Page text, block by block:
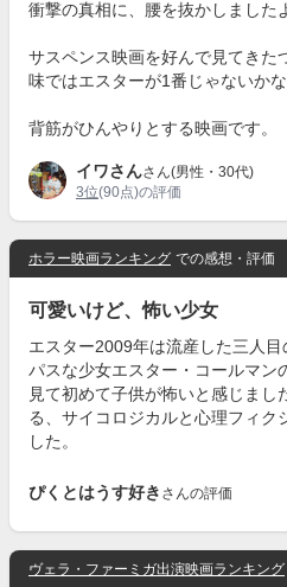
衝撃の真相に、腰を抜かしました
サスペンス映画を好んで見てきた
味ではエスターが1番じゃないかな
背筋がひんやりとする映画です。
イワさんさん(男性・30代)
3位(90点)の評価
ホラー映画ランキング での感想・評価
可愛いけど、怖い少女
エスター2009年は流産した三人
パスな少女エスター・コールマン
見て初めて子供が怖いと感じまし
る、サイコロジカルと心理フィク
した。
ぴくとはうす好き さんの評価
ヴェラ・ファーミガ出演映画ランキング